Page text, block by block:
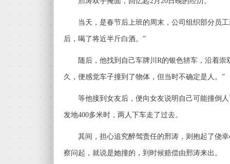
当天，是春节后上班的周末，公司组织部分员工
后，喝了将近半斤白酒。”
随后，他找到自己车牌川R的银色轿车，沿着崇
久，便感觉车子撞到了物体，但当时不确定是人。”
等他接到女友后，便向女友说明自己可能撞倒人
发地400多米时，两人下车走了过去。
其间，担心追究醉驾责任的邢涛，则抱起了侥幸
察问起，就说是她撞的，到时候赔偿由邢涛来出。